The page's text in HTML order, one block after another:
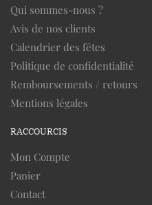
Qui sommes-nous ?
Avis de nos clients
Calendrier des fêtes
Politique de confidentialité
Remboursements / retours
Mentions légales
RACCOURCIS
Mon Compte
Panier
Contact